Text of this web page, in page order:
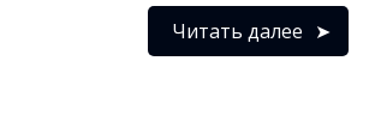
Читать далее